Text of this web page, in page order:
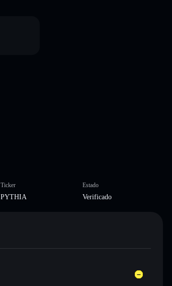
Ticker
PYTHIA
Estado
Verificado